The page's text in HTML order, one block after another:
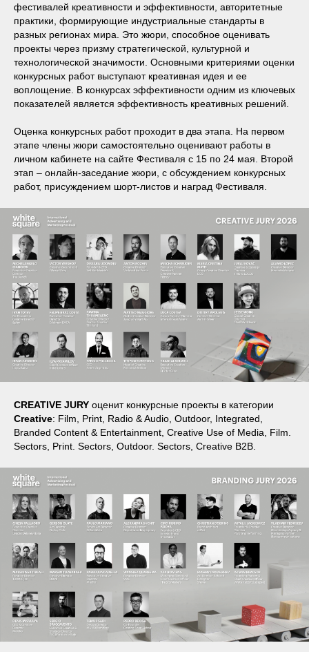
фестивалей креативности и эффективности, авторитетные
практики, формирующие индустриальные стандарты в
разных регионах мира. Это жюри, способное оценивать
проекты через призму стратегической, культурной и
технологической значимости. Основными критериями оценки
конкурсных работ выступают креативная идея и ее
воплощение. В конкурсах эффективности одним из ключевых
показателей является эффективность креативных решений.
Оценка конкурсных работ проходит в два этапа. На первом
этапе члены жюри самостоятельно оценивают работы в
личном кабинете на сайте Фестиваля с 15 по 24 мая. Второй
этап – онлайн-заседание жюри, с обсуждением конкурсных
работ, присуждением шорт-листов и наград Фестиваля.
CREATIVE JURY оценит конкурсные проекты в категории
Creative: Film, Print, Radio & Audio, Outdoor, Integrated,
Branded Content & Entertainment, Creative Use of Media, Film.
Sectors, Print. Sectors, Outdoor. Sectors, Creative B2B.